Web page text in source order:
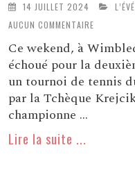
14 JUILLET 2024
AUCUN COMMENTAIRE
Ce wekend, à
échoué pour la
un tournoi de tennis
par la Tchèque
championne ...
Lire la suite ...